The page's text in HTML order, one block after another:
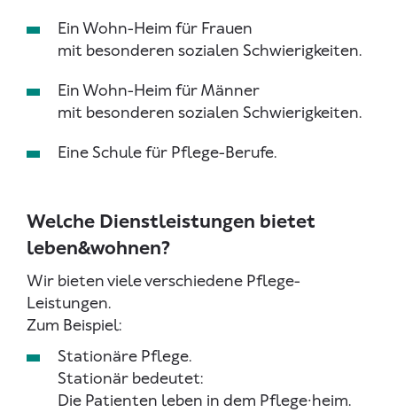
Ein Wohn-Heim für Frauen
mit besonderen sozialen Schwierigkeiten.
Ein Wohn-Heim für Männer
mit besonderen sozialen Schwierigkeiten.
Eine Schule für Pflege-Berufe.
Welche Dienstleistungen bietet
leben&wohnen?
Wir bieten viele verschiedene Pflege-
Leistungen.
Zum Beispiel:
Stationäre Pflege.
Stationär bedeutet:
Die Patienten leben in dem Pflege∙heim.